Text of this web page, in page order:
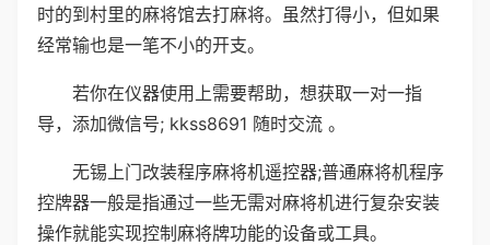
时的到村里的麻将馆去打麻将。虽然打得小，但如果
经常输也是一笔不小的开支。
若你在仪器使用上需要帮助，想获取一对一指
导，添加微信号; kkss8691 随时交流 。
无锡上门改装程序麻将机遥控器;普通麻将机程序
控牌器一般是指通过一些无需对麻将机进行复杂安装
操作就能实现控制麻将牌功能的设备或工具。